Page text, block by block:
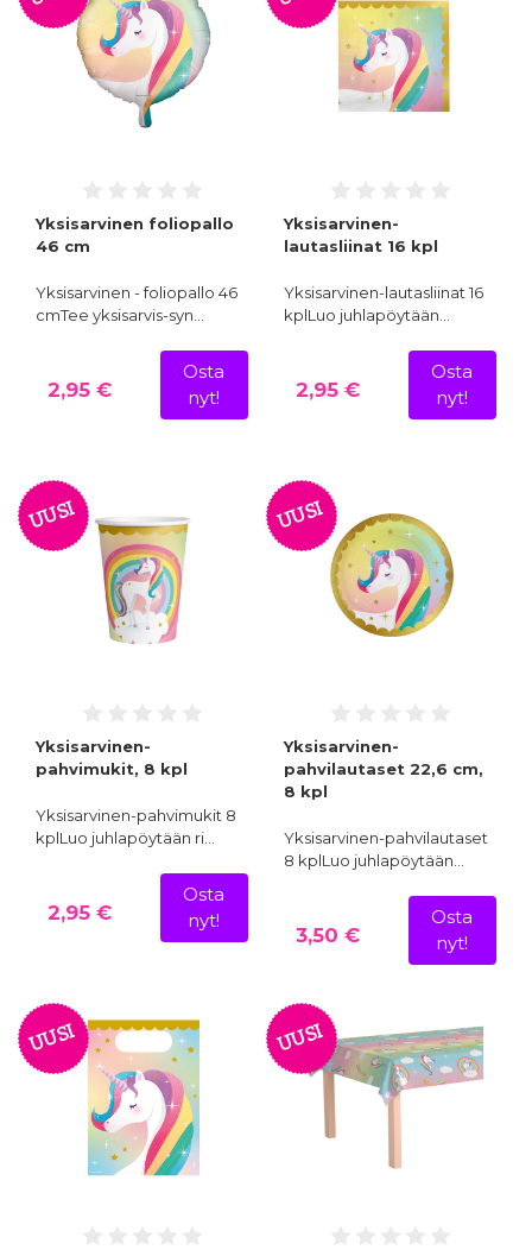
Yksisarvinen foliopallo
46 cm
Yksisarvinen - foliopallo 46
cmTee yksisarvis-syn…
2,95 €
Osta
nyt!
Yksisarvinen-
lautasliinat 16 kpl
Yksisarvinen-lautasliinat 16
kplLuo juhlapöytään…
2,95 €
Osta
nyt!
UUSI
Yksisarvinen-
pahvimukit, 8 kpl
Yksisarvinen-pahvimukit 8
kplLuo juhlapöytään ri…
2,95 €
Osta
nyt!
UUSI
Yksisarvinen-
pahvilautaset 22,6 cm,
8 kpl
Yksisarvinen-pahvilautaset
8 kplLuo juhlapöytään…
3,50 €
Osta
nyt!
UUSI UUSI